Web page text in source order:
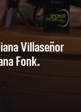
Villaseñor
Fonk.